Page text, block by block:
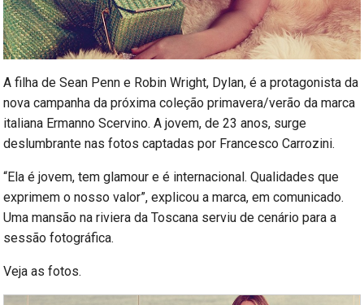
A filha de Sean Penn e Robin Wright, Dylan, é a protagonista da
nova campanha da próxima coleção primavera/verão da marca
italiana Ermanno Scervino. A jovem, de 23 anos, surge
deslumbrante nas fotos captadas por Francesco Carrozini.
“Ela é jovem, tem glamour e é internacional. Qualidades que
exprimem o nosso valor”, explicou a marca, em comunicado.
Uma mansão na riviera da Toscana serviu de cenário para a
sessão fotográfica.
Veja as fotos.